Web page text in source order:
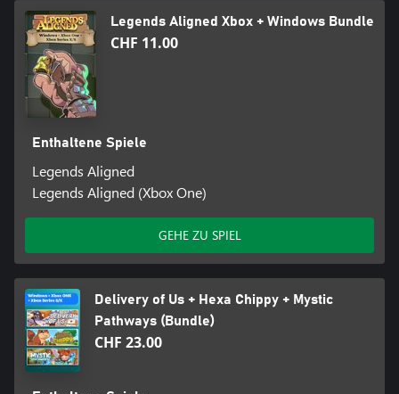
Legends Aligned Xbox + Windows Bundle
CHF 11.00
Enthaltene Spiele
Legends Aligned
Legends Aligned (Xbox One)
GEHE ZU SPIEL
Delivery of Us + Hexa Chippy + Mystic
Pathways (Bundle)
CHF 23.00